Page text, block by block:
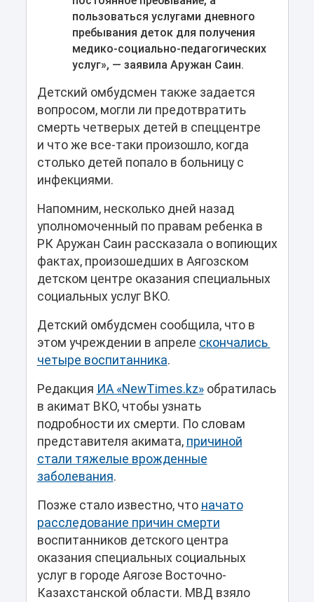
пользоваться услугами дневного
пребывания деток для получения
медико-социально-педагогических
услуг», — заявила Аружан Саин.
Детский омбудсмен также задается
вопросом, могли ли предотвратить
смерть четверых детей в спеццентре
и что же все-таки произошло, когда
столько детей попало в больницу с
инфекциями.
Напомним, несколько дней назад
уполномоченный по правам ребенка в
РК Аружан Саин рассказала о вопиющих
фактах, произошедших в Аягозском
детском центре оказания специальных
социальных услуг ВКО.
Детский омбудсмен сообщила, что в
этом учреждении в апреле скончались
четыре воспитанника.
Редакция ИА «NewTimes.kz»обратилась
в акимат ВКО, чтобы узнать
подробности их смерти. По словам
представителя акимата, причиной
стали тяжелые врожденные
заболевания.
Позже стало известно, что начато
расследование причин смерти
воспитанников детского центра
оказания специальных социальных
услуг в городе Аягозе Восточно-
Казахстанской области. МВД взяло